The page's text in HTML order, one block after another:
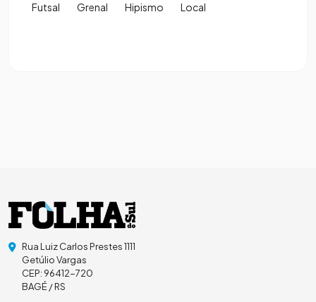
Futsal Grenal Hipismo Local
Rua Luiz Carlos Prestes 1111
Getúlio Vargas
CEP: 96412-720
BAGÉ / RS